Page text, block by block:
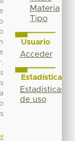
Materia
Tipo
Usuario
Acceder
Estadísticas
Estadísticas
de uso